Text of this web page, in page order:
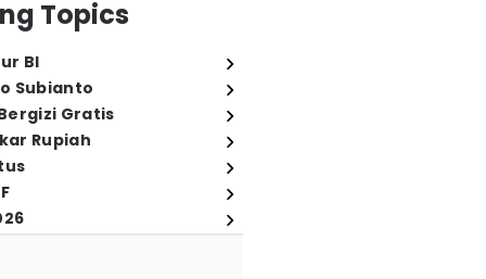
Topics
BI
Subianto
Gratis
Rupiah